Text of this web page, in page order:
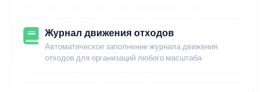
Журнал движения отходов
Автоматическое заполнение журнала движения
отходов для организаций любого масштаба